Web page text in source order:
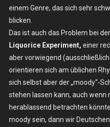
einem Genre, das sich sehr
blicken.
Das ist auch das Problem bei
Liquorice Experiment, einer
aber vorwiegend
orientieren sich am üblichen
sich selbst aber der „moody“-
stehen lassen kann, auch
herablassend betrachten
moody sein, dann wir